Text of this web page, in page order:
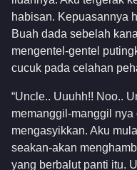
habisan. Kepuasannya
Buah dada sebelah
mengentel-gentel
cucuk pada celahan
“Uncle.. Uuuhh!! Noo..
memanggil-manggil
mengasyikkan. Aku
seakan-akan
yang berbalut panti itu.